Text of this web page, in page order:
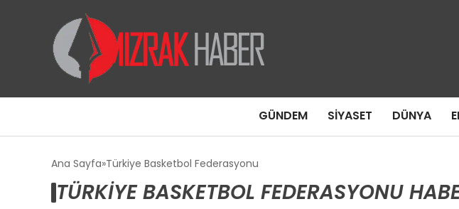
GÜNDEM SIYASET DÜNYA
Ana Sayfa Türkiye Basketbol Federasyonu
TÜRKIYE BASKETBOL FEDERASYONU